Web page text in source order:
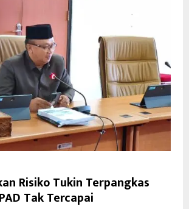
Risiko Tukin Terpangkas
Tak Tercapai